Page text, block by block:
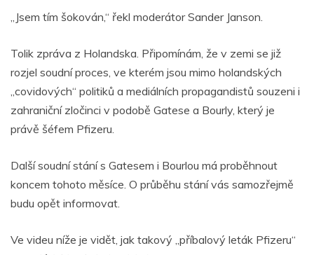
„Jsem tím šokován,“ řekl moderátor Sander Janson.
Tolik zpráva z Holandska. Připomínám, že v zemi se již
rozjel soudní proces, ve kterém jsou mimo holandských
„covidových“ politiků a mediálních propagandistů souzeni i
zahraniční zločinci v podobě Gatese a Bourly, který je
právě šéfem Pfizeru.
Další soudní stání s Gatesem i Bourlou má proběhnout
koncem tohoto měsíce. O průběhu stání vás samozřejmě
budu opět informovat.
Ve videu níže je vidět, jak takový „příbalový leták Pfizeru“